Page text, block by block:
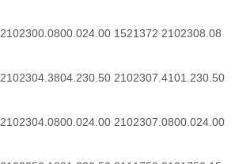
2102300.0800.024.00 1521372 2102308.08
2102304.3804.230.50 2102307.4101.230.50
2102304.0800.024.00 2102307.0800.024.00